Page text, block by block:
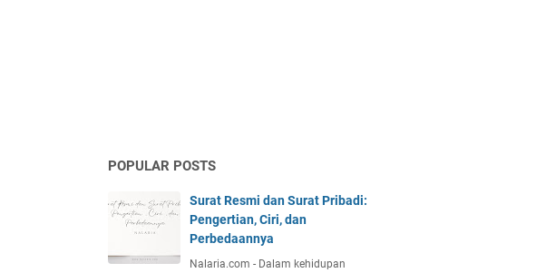
POPULAR POSTS
Surat Resmi dan Surat Pribadi:
Pengertian, Ciri, dan
Perbedaannya
Nalaria.com - Dalam kehidupan